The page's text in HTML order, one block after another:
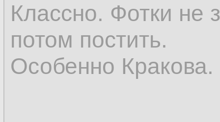
Классно. Фотки не
потом постить.
Особенно Кракова.